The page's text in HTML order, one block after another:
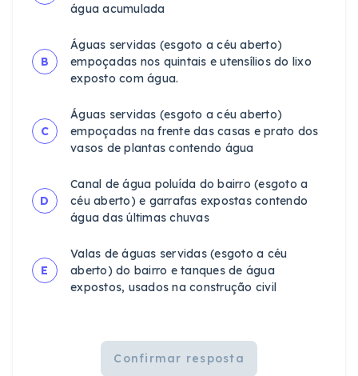
água acumulada
B
Águas servidas (esgoto a céu aberto)
empoçadas nos quintais e utensílios do lixo
exposto com água.
C
Águas servidas (esgoto a céu aberto)
empoçadas na frente das casas e prato dos
vasos de plantas contendo água
D
Canal de água poluída do bairro (esgoto a
céu aberto) e garrafas expostas contendo
água das últimas chuvas
E
Valas de águas servidas (esgoto a céu
aberto) do bairro e tanques de água
expostos, usados na construção civil
Confirmar resposta